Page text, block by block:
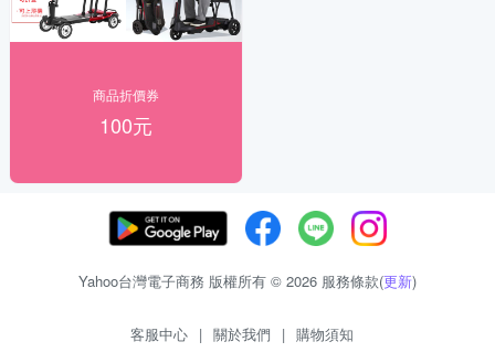
商品折價券
100元
Yahoo台灣電子商務 版權所有 © 2026 服務條款(更新)
客服中心 | 關於我們 | 購物須知